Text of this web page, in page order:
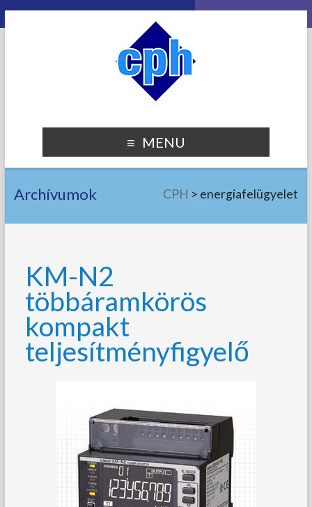
MENU
Archívumok CPH > energiafelügyelet
KM-N2
többáramkörös
kompakt
teljesítményfigyelő